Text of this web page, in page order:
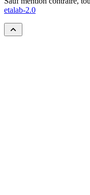
etalab-2.0